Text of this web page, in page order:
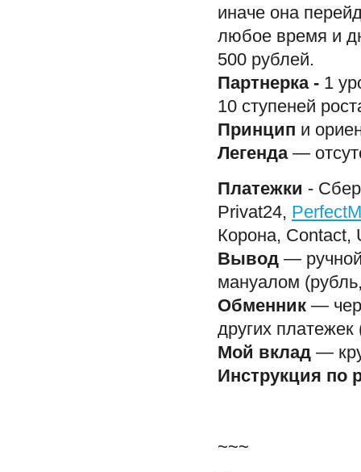
иначе она
любое время и
500 рублей.
Партнерка - 1
10 ступеней
Принцип и
Легенда—
Платежки -
Privat24,
Корона, Contact,
Вывод —
мануалом
Обменник —
других
Мой вклад —
Инструкция по
~~~